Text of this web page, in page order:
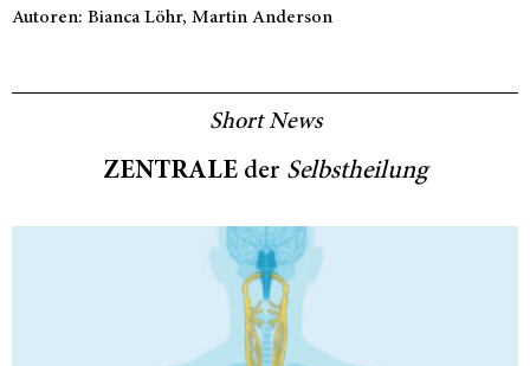
Autoren: Bianca Löhr, Martin Anderson
Short News
ZENTRALE der Selbstheilung